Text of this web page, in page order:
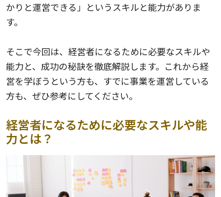
かりと運営できる」というスキルと能力がありま
す。
そこで今回は、経営者になるために必要なスキルや
能力と、成功の秘訣を徹底解説します。これから経
営を学ぼうという方も、すでに事業を運営している
方も、ぜひ参考にしてください。
経営者になるために必要なスキルや能
力とは？